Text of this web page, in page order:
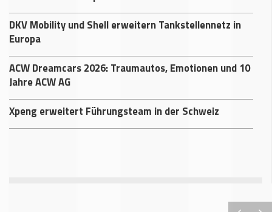
DKV Mobility und Shell erweitern Tankstellennetz in
Europa
ACW Dreamcars 2026: Traumautos, Emotionen und 10
Jahre ACW AG
Xpeng erweitert Führungsteam in der Schweiz